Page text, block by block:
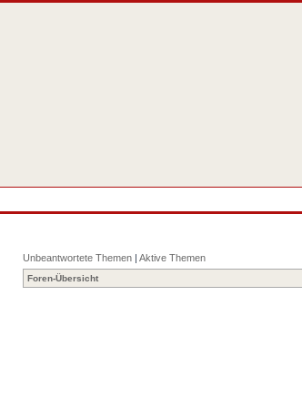
Unbeantwortete Themen | Aktive Themen
Foren-Übersicht